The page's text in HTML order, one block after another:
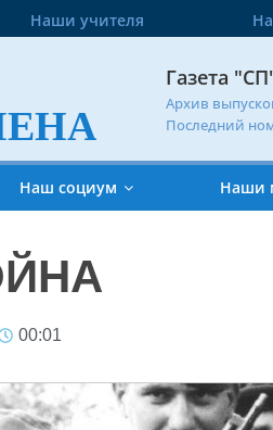
Наши учителя
Газета
Архив
Последний
Наш социум Наши
00:01